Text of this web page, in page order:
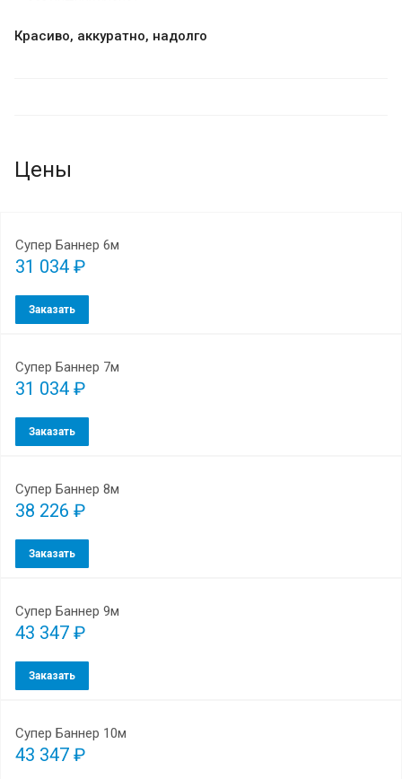
Красиво, аккуратно, надолго
Цены
Супер Баннер 6м
31 034 ₽
Заказать
Супер Баннер 7м
31 034 ₽
Заказать
Супер Баннер 8м
38 226 ₽
Заказать
Супер Баннер 9м
43 347 ₽
Заказать
Супер Баннер 10м
43 347 ₽